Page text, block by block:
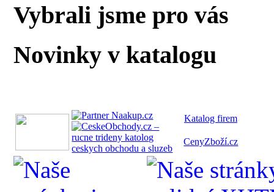
Vybrali jsme pro vás
Novinky v katalogu
Katalog firem
CenyZboží.cz